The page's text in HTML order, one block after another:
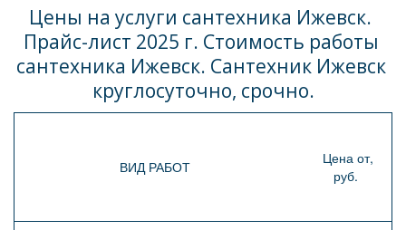
Цены на услуги сантехника Ижевск.
Прайс-лист 2025 г. Стоимость работы
сантехника Ижевск. Сантехник Ижевск
круглосуточно, срочно.
ВИД РАБОТ
Цена от,
руб.